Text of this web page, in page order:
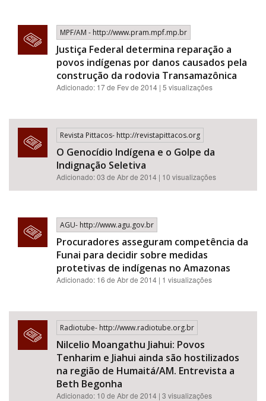
MPF/AM - http://www.pram.mpf.mp.br
Justiça Federal determina reparação a
povos indígenas por danos causados pela
construção da rodovia Transamazônica
Adicionado: 17 de Fev de 2014 | 5 visualizações
Revista Pittacos- http://revistapittacos.org
O Genocídio Indígena e o Golpe da
Indignação Seletiva
Adicionado: 03 de Abr de 2014 | 10 visualizações
AGU- http://www.agu.gov.br
Procuradores asseguram competência da
Funai para decidir sobre medidas
protetivas de indígenas no Amazonas
Adicionado: 16 de Abr de 2014 | 1 visualizações
Radiotube- http://www.radiotube.org.br
Nilcelio Moangathu Jiahui: Povos
Tenharim e Jiahui ainda são hostilizados
na região de Humaitá/AM. Entrevista a
Beth Begonha
Adicionado: 10 de Abr de 2014 | 3 visualizações